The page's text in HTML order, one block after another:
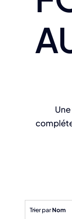
Trier parNom